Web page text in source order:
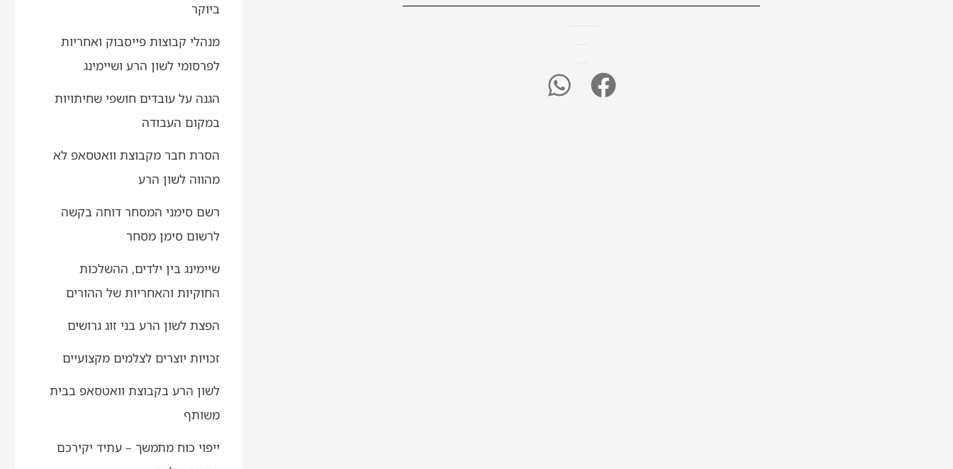
F
W
ביוקר
מנהלי קבוצות פייסבוק ואחריות
לפרסומי לשון הרע ושיימינג
הגנה על עובדים חושפי שחיתויות
במקום העבודה
הסרת חבר מקבוצת וואטסאפ לא
מהווה לשון הרע
רשם סימני המסחר דוחה בקשה
לרשום סימן מסחר
שיימינג בין ילדים, ההשלכות
החוקיות והאחריות של ההורים
הפצת לשון הרע בני זוג גרושים
זכויות יוצרים לצלמים מקצועיים
לשון הרע בקבוצת וואטסאפ בבית
משותף
ייפוי כוח מתמשך – עתיד יקירכם